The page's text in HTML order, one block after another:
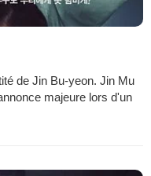
de Jin Bu-yeon. Jin Mu
majeure lors d'un